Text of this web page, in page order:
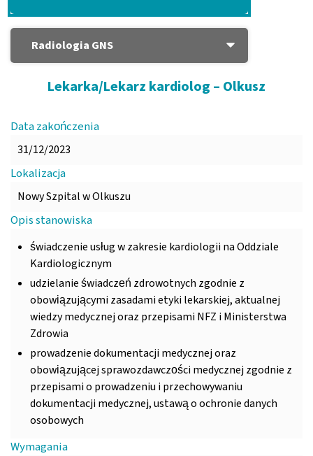
Radiologia GNS
Lekarka/Lekarz kardiolog – Olkusz
Data zakończenia
31/12/2023
Lokalizacja
Nowy Szpital w Olkuszu
Opis stanowiska
świadczenie usług w zakresie kardiologii na Oddziale
Kardiologicznym
udzielanie świadczeń zdrowotnych zgodnie z
obowiązującymi zasadami etyki lekarskiej, aktualnej
wiedzy medycznej oraz przepisami NFZ i Ministerstwa
Zdrowia
prowadzenie dokumentacji medycznej oraz
obowiązującej sprawozdawczości medycznej zgodnie z
przepisami o prowadzeniu i przechowywaniu
dokumentacji medycznej, ustawą o ochronie danych
osobowych
Wymagania